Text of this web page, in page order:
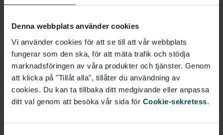
Denna webbplats använder cookies
Vi använder cookies för att se till att vår webbplats
fungerar som den ska, för att mäta trafik och stödja
marknadsföringen av våra produkter och tjänster. Genom
att klicka på "Tillåt alla", tillåter du användning av
cookies. Du kan ta tillbaka ditt medgivande eller anpassa
ditt val genom att besöka vår sida för Cookie-sekretess.
PDF
Lägg i varukorgen
Fler alternativ